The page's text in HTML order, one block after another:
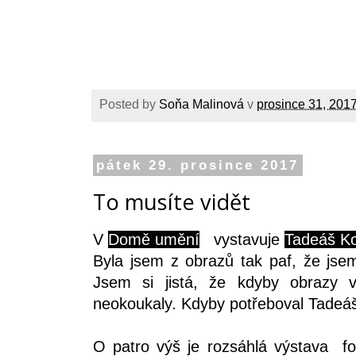
Posted by Soňa Malinová v prosince 31,
pátek 29. prosince 2017
To musíte vidět
V Domě umění vystavuje Tadeáš
Byla jsem z obrazů tak paf, že
Jsem si jistá, že kdyby obrazy
neokoukaly. Kdyby potřeboval
O patro výš je rozsáhlá výstava